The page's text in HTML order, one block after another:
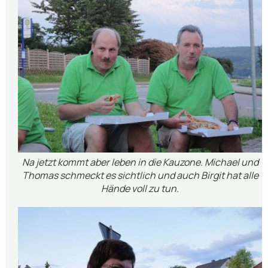
Na jetzt kommt aber leben in die Kauzone. Michael und
Thomas schmeckt es sichtlich und auch Birgit hat alle
Hände voll zu tun.